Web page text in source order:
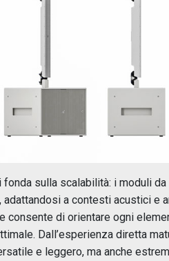
sulla scalabilità: i moduli
a contesti acustici e
consente di orientare ogni
Dall’esperienza diretta
e leggero, ma anche